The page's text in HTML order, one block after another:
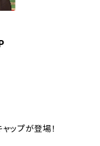
ップが登場！